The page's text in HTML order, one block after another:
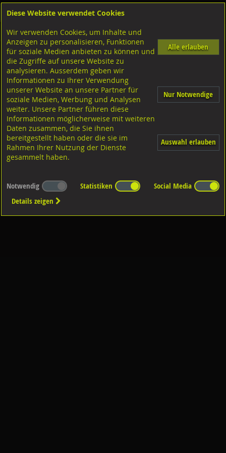
Shop Geländerzubehör Wandkonsolen CNS 1.4301
mit beweglichem Auflager ohne WP
Diverse Ausführungen ohne
Wandplatte
Diese Website verwendet Cookies
Wir verwenden Cookies, um Inhalte und
Anzeigen zu personalisieren, Funktionen
für soziale Medien anbieten zu können und
die Zugriffe auf unsere Website zu
analysieren. Ausserdem geben wir
Informationen zu Ihrer Verwendung
unserer Website an unsere Partner für
soziale Medien, Werbung und Analysen
weiter. Unsere Partner führen diese
Informationen möglicherweise mit weiteren
Daten zusammen, die Sie ihnen
bereitgestellt haben oder die sie im
Rahmen Ihrer Nutzung der Dienste
gesammelt haben.
Alle erlauben
Nur Notwendige
Auswahl erlauben
Notwendig Statistiken
Social Media
Details zeigen